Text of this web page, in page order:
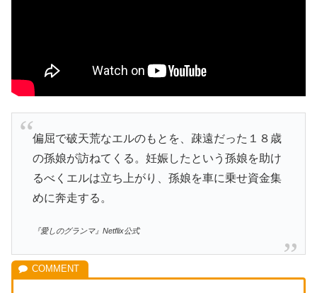
偏屈で破天荒なエルのもとを、疎遠だった１８歳
の孫娘が訪ねてくる。妊娠したという孫娘を助け
るべくエルは立ち上がり、孫娘を車に乗せ資金集
めに奔走する。
『愛しのグランマ』Netflix公式